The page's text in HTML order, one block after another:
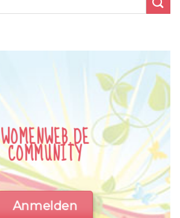
WOMENWEB.DE
COMMUNITY
Anmelden